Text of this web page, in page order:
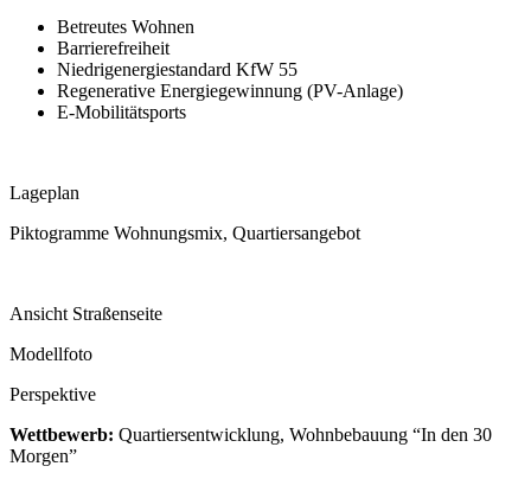
Betreutes Wohnen
Barrierefreiheit
Niedrigenergiestandard KfW 55
Regenerative Energiegewinnung (PV-Anlage)
E-Mobilitätsports
Lageplan
Piktogramme Wohnungsmix, Quartiersangebot
Ansicht Straßenseite
Modellfoto
Perspektive
Wettbewerb: Quartiersentwicklung, Wohnbebauung “In den 30
Morgen”